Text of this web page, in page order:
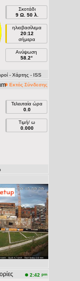
Σκοτάδι
9 Ω. 50 λ.
ηλιοβασίλεμα
20:12
σήμερα
Ανύψωση
58.2°
- Χάρτης - ISS
Εκτός Σύνδεσης
Τελευταία ώρα
0.0
Τιμή/ ω
0.000
2:42 pm